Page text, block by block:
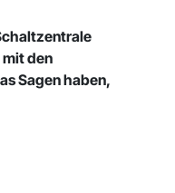
den
Sagen haben,